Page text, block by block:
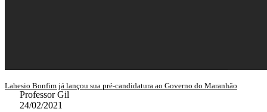
Lahesio Bonfim já lançou sua pré-candidatura ao Governo do Maranhão
Professor Gil
24/02/2021